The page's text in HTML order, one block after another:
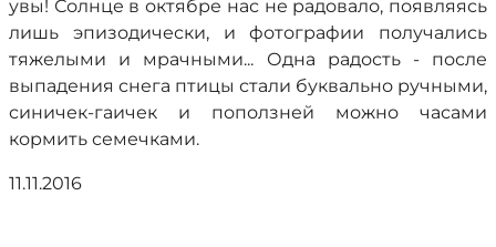
увы! Солнце в октябре нас не радовало, появляясь
лишь эпизодически, и фотографии получались
тяжелыми и мрачными... Одна радость - после
выпадения снега птицы стали буквально ручными,
синичек-гаичек и поползней можно часами
кормить семечками.
11.11.2016